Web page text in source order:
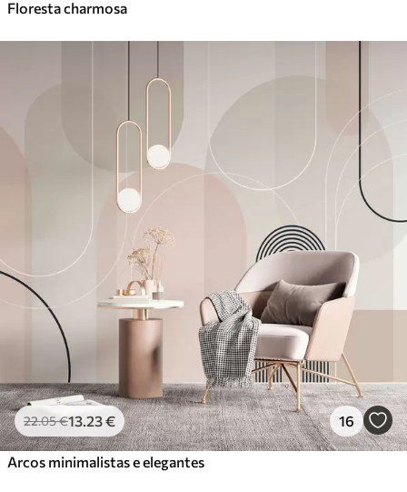
Floresta charmosa
22.05€13 .23€ 16
Arcos minimalistas e elegantes